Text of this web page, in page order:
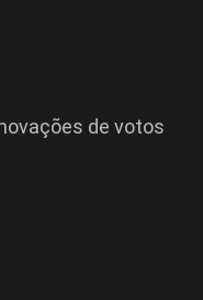
de votos